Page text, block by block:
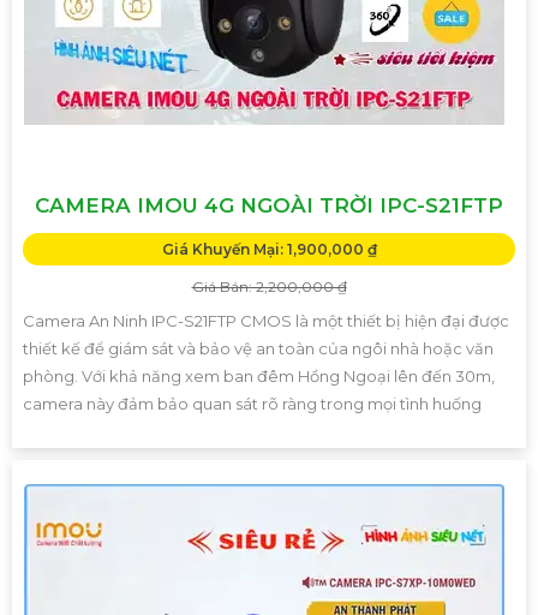
CAMERA IMOU 4G NGOÀI TRỜI IPC-S21FTP
Giá Khuyến Mại: 1,900,000 ₫
Giá Bán: 2,200,000 ₫
Camera An Ninh IPC-S21FTP CMOS là một thiết bị hiện đại được
thiết kế để giám sát và bảo vệ an toàn của ngôi nhà hoặc văn
phòng. Với khả năng xem ban đêm Hồng Ngoại lên đến 30m,
camera này đảm bảo quan sát rõ ràng trong mọi tình huống